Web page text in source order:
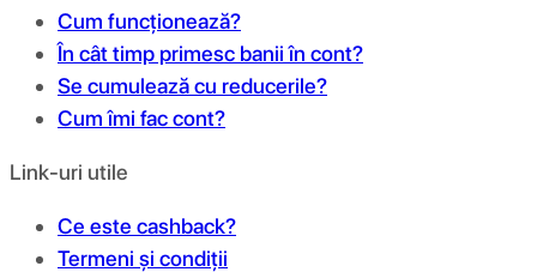
Cum funcționează?
În cât timp primesc banii în cont?
Se cumulează cu reducerile?
Cum îmi fac cont?
Link-uri utile
Ce este cashback?
Termeni și condiții